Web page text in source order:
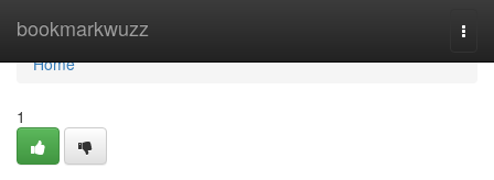
bookmarkwuzz
Home
Home
1